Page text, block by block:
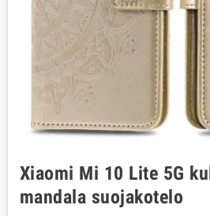
Xiaomi Mi 10 Lite 5G
mandala suojakotelo